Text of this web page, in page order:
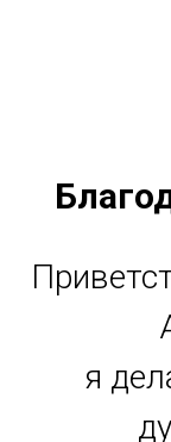
я